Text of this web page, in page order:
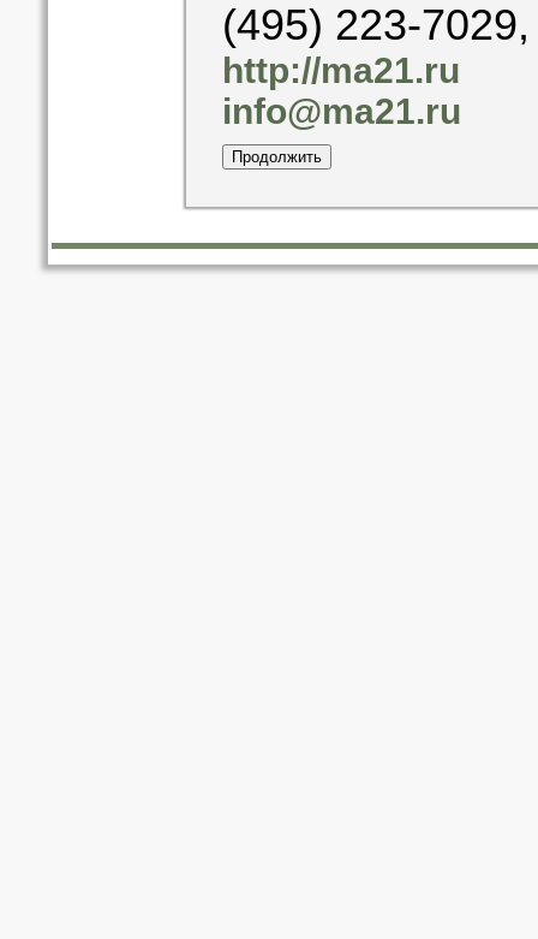
(495) 223-
http://ma21.ru
info@ma21.ru